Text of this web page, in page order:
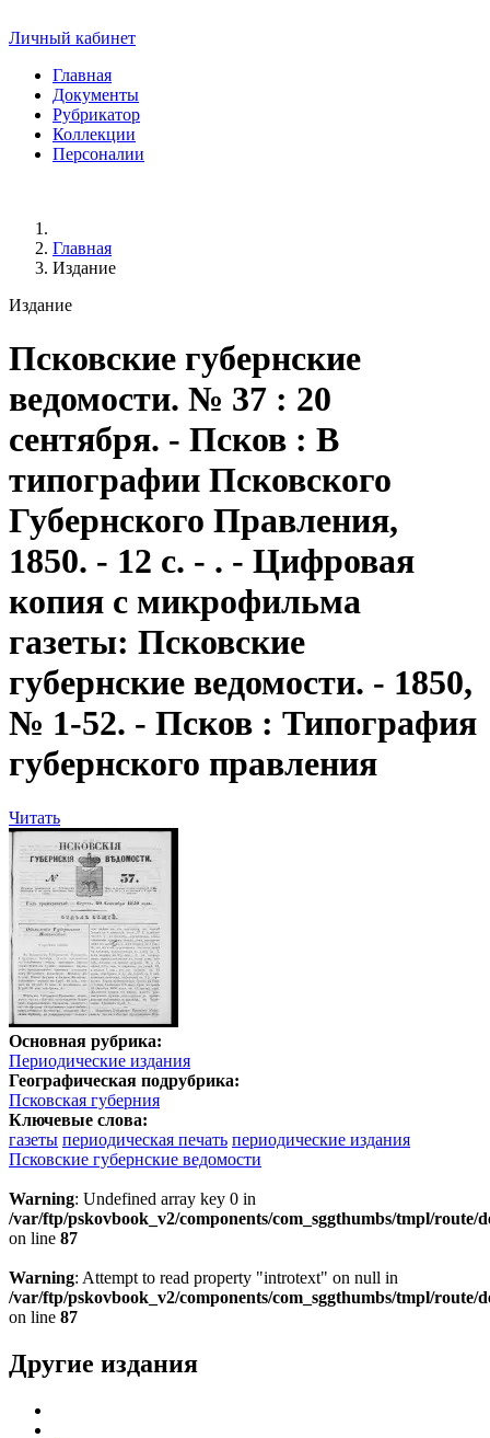
Личный кабинет
Главная
Документы
Рубрикатор
Коллекции
Персоналии
Главная
Издание
Издание
Псковские губернские
ведомости. № 37 : 20
сентября. - Псков : В
типографии Псковского
Губернского Правления,
1850. - 12 с. - . - Цифровая
копия с микрофильма
газеты: Псковские
губернские ведомости. - 1850,
№ 1-52. - Псков : Типография
губернского правления
Читать
Основная рубрика:
Периодические издания
Географическая подрубрика:
Псковская губерния
Ключевые слова:
газеты периодическая печать периодические издания
Псковские губернские ведомости
Warning: Undefined array key 0 in
/var/ftp/pskovbook_v2/components/com_sggthumbs/tmpl/route/
on line 87
Warning: Attempt to read property "introtext" on null in
/var/ftp/pskovbook_v2/components/com_sggthumbs/tmpl/route/
on line 87
Другие издания